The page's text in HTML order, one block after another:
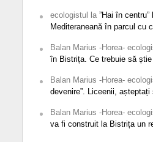
ecologistul la ”Hai în
Mediteraneană în parcul cu
Balan Marius -Horea-
în Bistrița. Ce trebuie să
Balan Marius -Horea-
devenire”. Liceenii,
Balan Marius -Horea-
va fi construit la Bistrița un